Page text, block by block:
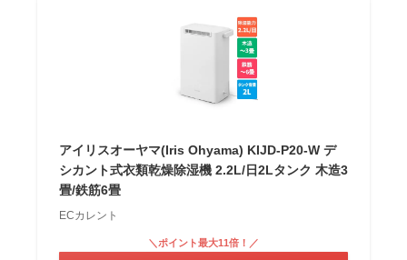
アイリスオーヤマ(Iris Ohyama) KIJD-P20-W デ
シカント式衣類乾燥除湿機 2.2L/日2Lタンク 木造3
畳/鉄筋6畳
ECカレント
＼ポイント最大11倍！／